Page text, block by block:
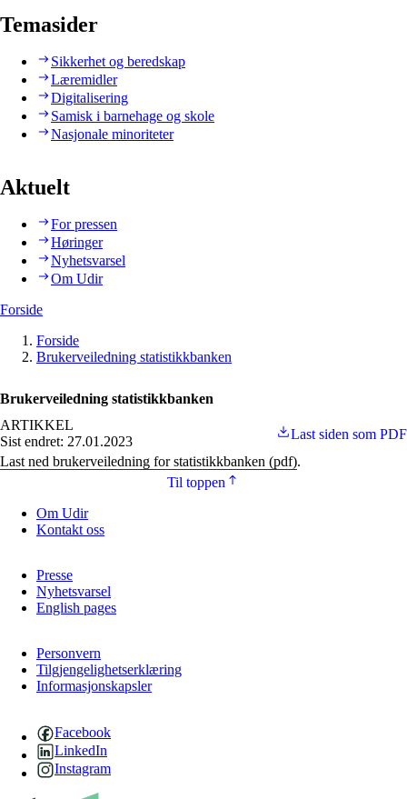
Temasider
Sikkerhet og beredskap
Læremidler
Digitalisering
Samisk i barnehage og skole
Nasjonale minoriteter
Aktuelt
For pressen
Høringer
Nyhetsvarsel
Om Udir
Forside
Forside
Brukerveiledning statistikkbanken
Brukerveiledning statistikkbanken
ARTIKKEL
Sist endret: 27.01.2023
Last siden som PDF
Last ned brukerveiledning for statistikkbanken (pdf).
Til toppen
Om Udir
Kontakt oss
Presse
Nyhetsvarsel
English pages
Personvern
Tilgjengelighetserklæring
Informasjonskapsler
Facebook
LinkedIn
Instagram